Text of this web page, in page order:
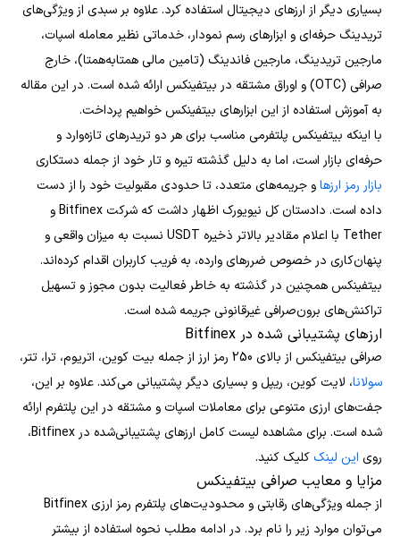
بسیاری دیگر از ارزهای دیجیتال استفاده کرد. علاوه بر سبدی از ویژگی‌های
تریدینگ حرفه‌ای و ابزارهای رسم نمودار، خدماتی نظیر معامله اسپات،
مارجین تریدینگ، مارجین فاندینگ (تامین مالی همتابه‌همتا)، خارج
صرافی (OTC) و اوراق مشتقه در بیتفینکس ارائه شده است. در این مقاله
به آموزش استفاده از این ابزارهای بیتفینکس خواهیم پرداخت.
با اینکه بیتفینکس پلتفرمی مناسب برای هر دو تریدرهای تازه‌وارد و
حرفه‌ای بازار است، اما به دلیل گذشته تیره و تار خود از جمله دستکاری
بازار رمز ارزهاو جریمه‌های متعدد، تا حدودی مقبولیت خود را از دست
داده است. دادستان کل نیویورک اظهار داشت که شرکت Bitfinex و
Tether با اعلام مقادیر بالاتر ذخیره USDT نسبت به میزان واقعی و
پنهان‌کاری در خصوص ضررهای وارده، به فریب کاربران اقدام کرده‌اند.
بیتفینکس همچنین در گذشته به خاطر فعالیت بدون مجوز و تسهیل
تراکنش‌های برون‌صرافی غیرقانونی جریمه شده است.
ارزهای پشتیبانی شده در Bitfinex
صرافی بیتفینکس از بالای 250 رمز ارز از جمله بیت کوین، اتریوم، ترا، تتر،
سولانا، لایت کوین، ریپل و بسیاری دیگر پشتیبانی می‌کند. علاوه بر این،
جفت‌های ارزی متنوعی برای معاملات اسپات و مشتقه در این پلتفرم ارائه
شده است. برای مشاهده لیست کامل ارزهای پشتیبانی‌شده در Bitfinex،
روی این لینک کلیک کنید.
مزایا و معایب صرافی بیتفینکس
از جمله ویژگی‌های رقابتی و محدودیت‌های پلتفرم رمز ارزی Bitfinex
می‌توان موارد زیر را نام برد. در ادامه مطلب نحوه استفاده از بیشتر